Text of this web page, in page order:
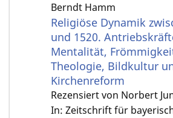
Berndt Hamm
Religiöse Dynamik
und 1520.
Mentalität,
Theologie, Bildkultur
Kirchenreform
Rezensiert von Norbert
In: Zeitschrift für